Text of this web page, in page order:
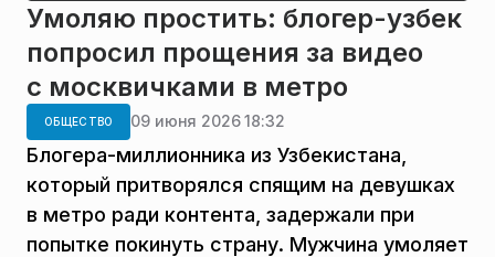
Умоляю простить: блогер-узбек
попросил прощения за видео
с москвичками в метро
ОБЩЕСТВО 09 июня 2026 18:32
Блогера-миллионника из Узбекистана,
который притворялся спящим на девушках
в метро ради контента, задержали при
попытке покинуть страну. Мужчина умоляет